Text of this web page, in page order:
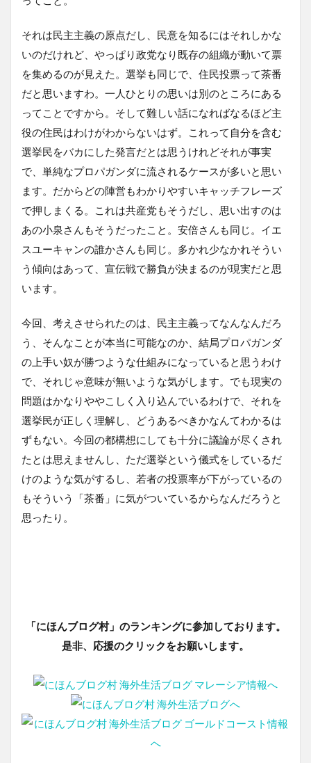
それは民主主義の原点だし、民意を知るにはそれしかな
いのだけれど、やっぱり政党なり既存の組織が動いて票
を集めるのが見えた。選挙も同じで、住民投票って茶番
だと思いますわ。一人ひとりの思いは別のところにある
ってことですから。そして難しい話になればなるほど主
役の住民はわけがわからないはず。これって自分を含む
選挙民をバカにした発言だとは思うけれどそれが事実
で、単純なプロパガンダに流されるケースが多いと思い
ます。だからどの陣営もわかりやすいキャッチフレーズ
で押しまくる。これは共産党もそうだし、思い出すのは
あの小泉さんもそうだったこと。安倍さんも同じ。イエ
スユーキャンの誰かさんも同じ。多かれ少なかれそうい
う傾向はあって、宣伝戦で勝負が決まるのが現実だと思
います。
今回、考えさせられたのは、民主主義ってなんなんだろ
う、そんなことが本当に可能なのか、結局プロパガンダ
の上手い奴が勝つような仕組みになっていると思うわけ
で、それじゃ意味が無いような気がします。でも現実の
問題はかなりややこしく入り込んでいるわけで、それを
選挙民が正しく理解し、どうあるべきかなんてわかるは
ずもない。今回の都構想にしても十分に議論が尽くされ
たとは思えませんし、ただ選挙という儀式をしているだ
けのような気がするし、若者の投票率が下がっているの
もそういう「茶番」に気がついているからなんだろうと
思ったり。
「にほんブログ村」のランキングに参加しております。
是非、応援のクリックをお願いします。